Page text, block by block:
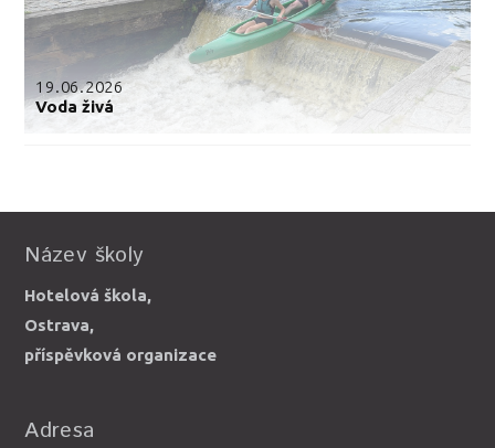
19.06.2026
Voda živá
Název školy
Hotelová škola,
Ostrava,
příspěvková organizace
Adresa